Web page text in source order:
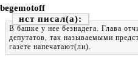
begemotoff
нст
В башке у нее безнадега. Глава
депутатов, так называемыми
газете напечатают(ли).